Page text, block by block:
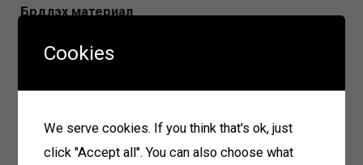
Бүрдүүлэх материал
Ажилд орохыг хүссэн гар өргөдөл
Иргэний үнэмлэхийн хуулбар
Cookies
We serve cookies. If you think that's ok, just
click "Accept all". You can also choose what